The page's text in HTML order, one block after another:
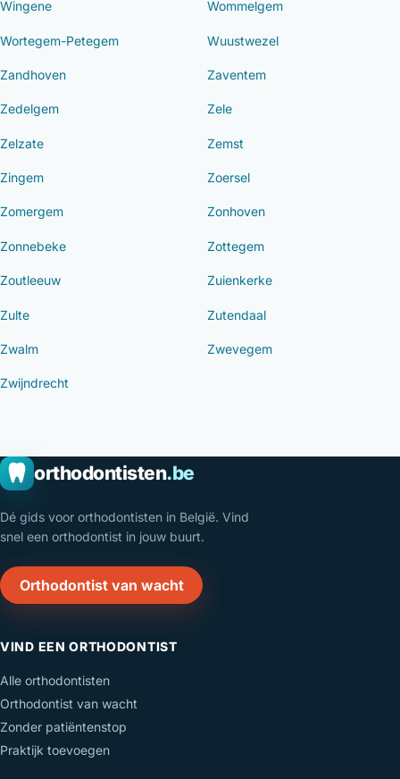
Wingene Wommelgem
Wortegem-Petegem Wuustwezel
Zandhoven Zaventem
Zedelgem Zele
Zelzate Zemst
Zingem Zoersel
Zomergem Zonhoven
Zonnebeke Zottegem
Zoutleeuw Zuienkerke
Zulte Zutendaal
Zwalm Zwevegem
Zwijndrecht
orthodontisten.be
Dé gids voor orthodontisten in België. Vind
snel een orthodontist in jouw buurt.
Orthodontist van wacht
VIND EEN ORTHODONTIST
Alle orthodontisten
Orthodontist van wacht
Zonder patiëntenstop
Praktijk toevoegen